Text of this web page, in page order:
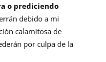
o prediciendo
debido a mi
calamitosa de
por culpa de la